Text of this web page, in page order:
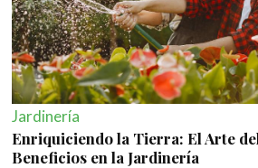
Jardinería
Enriquiciendo la Tierra: El Arte
Beneficios en la Jardinería